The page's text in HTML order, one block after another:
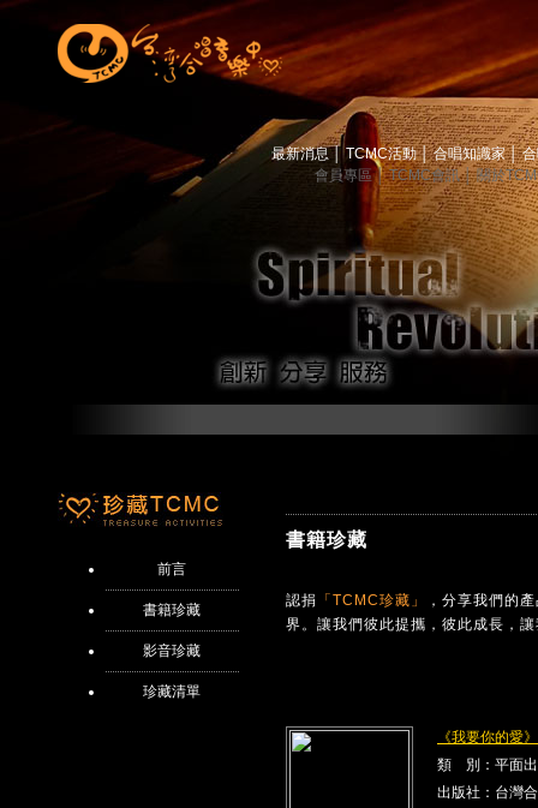
最新消息 TCMC活動│ 合唱知識家│
會員專區│ TCMC會訊│ 關於
前言
書籍珍藏
影音珍藏
珍藏清單
書籍珍藏
認捐 「TCMC珍藏」
，分享我們的
界。讓我們彼此提攜，彼此成長，
《我要你的愛
類 別：平面
出版社：台灣